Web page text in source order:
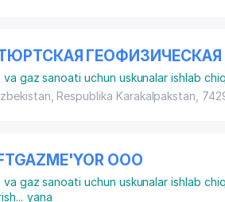
gaz sanoati uchun uskunalar ishlab
Respublika Karakalpakstan,
ООО
gaz sanoati uchun uskunalar ishlab
... yana